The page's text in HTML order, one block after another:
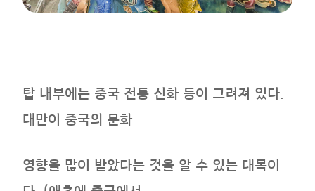
탑 내부에는 중국 전통 신화 등이 그려져 있다.
대만이 중국의 문화
영향을 많이 받았다는 것을 알 수 있는 대목이